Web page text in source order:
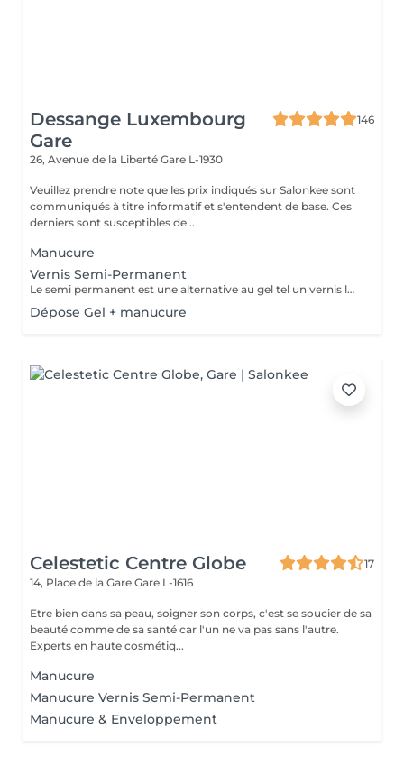
Dessange Luxembourg
Gare
146
26, Avenue de la Liberté Gare L-1930
Veuillez prendre note que les prix indiqués sur Salonkee sont
communiqués à titre informatif et s'entendent de base. Ces
derniers sont susceptibles de...
Manucure
Vernis Semi-Permanent
Le semi permanent est une alternative au gel tel un vernis longue durée pour une durée de 2 à 3 semaines de tenue maximum. Le retrait doit se faire uniquement au salon et nous le recommandons de manière ponctuelle. La manucure sèche est comprise dans cette prestation . Comme chaque cliente est unique nous vous invitons à vous rapprocher d'une collaboratrice pour d'avantages d'informations .
Dépose Gel + manucure
Celestetic Centre Globe
17
14, Place de la Gare Gare L-1616
Etre bien dans sa peau, soigner son corps, c'est se soucier de sa
beauté comme de sa santé car l'un ne va pas sans l'autre.
Experts en haute cosmétiq...
Manucure
Manucure Vernis Semi-Permanent
Manucure & Enveloppement